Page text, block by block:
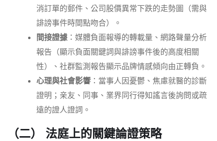
消訂單的郵件、公司股價異常下跌的走勢圖（需與
誹謗事件時間點吻合）。
間接證據 ：媒體負面報導的轉載量、網路聲量分析
報告（顯示負面關鍵詞與誹謗事件後的高度相關
性）、社群監測報告顯示品牌情感傾向由正轉負。
心理與社會影響 ：當事人因憂鬱、焦慮就醫的診斷
證明；亲友、同事、業界同行得知謠言後詢問或疏
遠的證人證詞。
（二） 法庭上的關鍵論證策略